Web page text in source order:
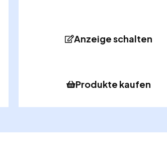
Anzeige schalten
Produkte kaufen